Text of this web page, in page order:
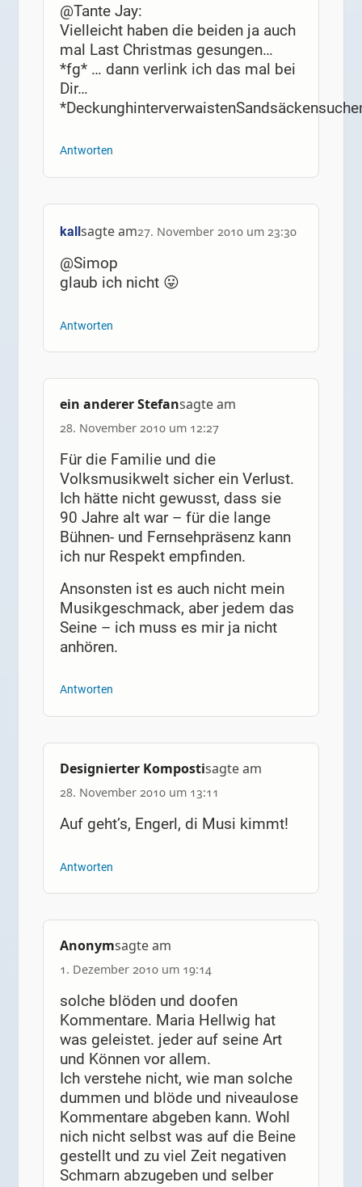
@Tante Jay:
Vielleicht haben die beiden ja auch
mal Last Christmas gesungen…
*fg* … dann verlink ich das mal bei
Dir…
Antworten
kallsagte am27. November 2010 um 23:30
@Simop
glaub ich nicht 😛
Antworten
ein anderer Stefansagte am
28. November 2010 um 12:27
Für die Familie und die
Volksmusikwelt sicher ein Verlust.
Ich hätte nicht gewusst, dass sie
90 Jahre alt war – für die lange
Bühnen- und Fernsehpräsenz kann
ich nur Respekt empfinden.
Ansonsten ist es auch nicht mein
Musikgeschmack, aber jedem das
Seine – ich muss es mir ja nicht
anhören.
Antworten
Designierter Kompostisagte am
28. November 2010 um 13:11
Auf geht’s, Engerl, di Musi kimmt!
Antworten
Anonymsagte am
1. Dezember 2010 um 19:14
solche blöden und doofen
Kommentare. Maria Hellwig hat
was geleistet. jeder auf seine Art
und Können vor allem.
Ich verstehe nicht, wie man solche
dummen und blöde und niveaulose
Kommentare abgeben kann. Wohl
nich nicht selbst was auf die Beine
gestellt und zu viel Zeit negativen
Schmarn abzugeben und selber